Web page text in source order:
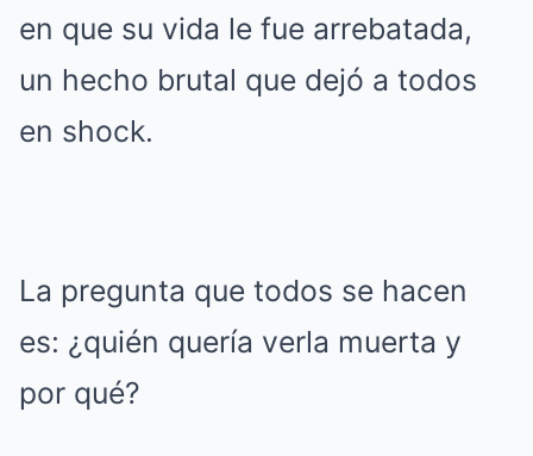
en que su vida le fue arrebatada,
un hecho brutal que dejó a todos
en shock.
La pregunta que todos se hacen
es: ¿quién quería verla muerta y
por qué?